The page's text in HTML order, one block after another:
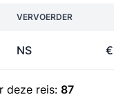
VERVOERDER
NS €
deze reis: 87